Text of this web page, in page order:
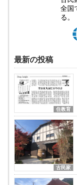
全国
る。
最新の投稿
住教育
古民家